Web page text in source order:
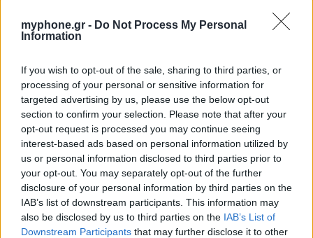
myphone.gr - Do Not Process My Personal
Information
If you wish to opt-out of the sale, sharing to third parties, or
processing of your personal or sensitive information for
targeted advertising by us, please use the below opt-out
section to confirm your selection. Please note that after your
opt-out request is processed you may continue seeing
interest-based ads based on personal information utilized by
us or personal information disclosed to third parties prior to
your opt-out. You may separately opt-out of the further
disclosure of your personal information by third parties on the
IAB’s list of downstream participants. This information may
also be disclosed by us to third parties on the IAB’s List of
Downstream Participants that may further disclose it to other
Η Vodafone στηρίζει τους συνδρομητές της στο
Ρέθυμνο
Η Lenovo ανεβαίνει στη θέση 153 της λίστας
«Fortune Global 500»
ByΓΙΏΡΓΟΣ ΓΡΊΒΑΣ 7 ημέρες ago
Ένα foldable ξεπερνά σε ζήτηση τη ναυαρχίδα
της Samsung
ByΓΙΏΡΓΟΣ ΓΡΊΒΑΣ 7 ημέρες ago